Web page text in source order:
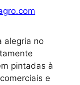
alegria no
pintadas à
e